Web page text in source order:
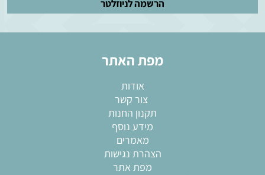
מפת האתר
אודות
צור קשר
תקנון החנות
מידע נוסף
מאמרים
הצהרת נגישות
מפת אתר